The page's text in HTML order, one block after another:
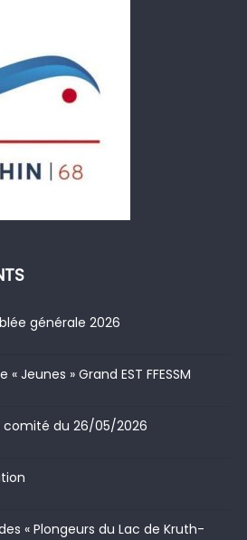
générale 2026
Jeunes » Grand EST FFESSM
comité du 26/05/2026
« Plongeurs du Lac de Kruth-